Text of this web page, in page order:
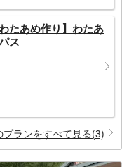
たあめ作り】わたあ
ス
プランをすべて見る(3)